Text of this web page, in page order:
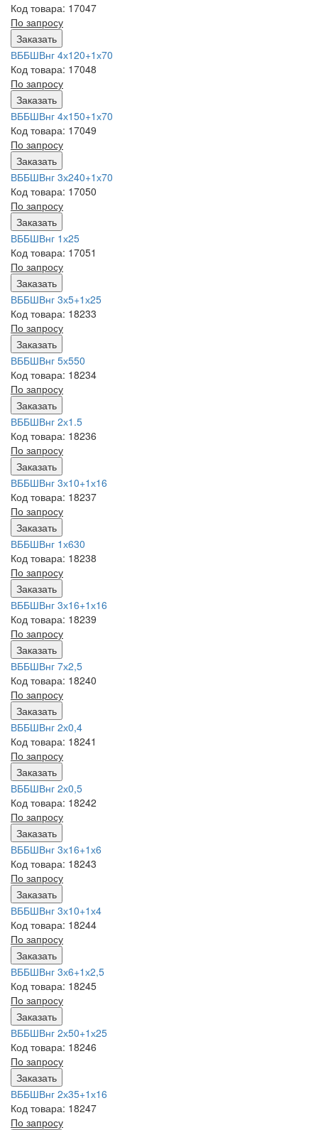
Код товара: 17047
По запросу
Заказать
ВББШВнг 4х120+1х70
Код товара: 17048
По запросу
Заказать
ВББШВнг 4х150+1х70
Код товара: 17049
По запросу
Заказать
ВББШВнг 3х240+1х70
Код товара: 17050
По запросу
Заказать
ВББШВнг 1х25
Код товара: 17051
По запросу
Заказать
ВББШВнг 3х5+1х25
Код товара: 18233
По запросу
Заказать
ВББШВнг 5х550
Код товара: 18234
По запросу
Заказать
ВББШВнг 2х1.5
Код товара: 18236
По запросу
Заказать
ВББШВнг 3х10+1х16
Код товара: 18237
По запросу
Заказать
ВББШВнг 1х630
Код товара: 18238
По запросу
Заказать
ВББШВнг 3х16+1х16
Код товара: 18239
По запросу
Заказать
ВББШВнг 7х2,5
Код товара: 18240
По запросу
Заказать
ВББШВнг 2х0,4
Код товара: 18241
По запросу
Заказать
ВББШВнг 2х0,5
Код товара: 18242
По запросу
Заказать
ВББШВнг 3х16+1х6
Код товара: 18243
По запросу
Заказать
ВББШВнг 3х10+1х4
Код товара: 18244
По запросу
Заказать
ВББШВнг 3х6+1х2,5
Код товара: 18245
По запросу
Заказать
ВББШВнг 2х50+1х25
Код товара: 18246
По запросу
Заказать
ВББШВнг 2х35+1х16
Код товара: 18247
По запросу